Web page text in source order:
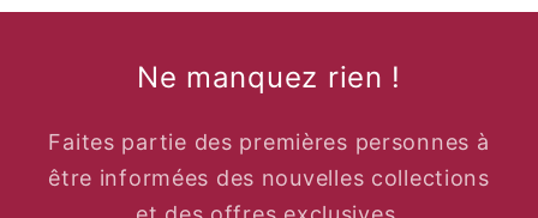
Ne manquez rien !
Faites partie des premières personnes à
être informées des nouvelles collections